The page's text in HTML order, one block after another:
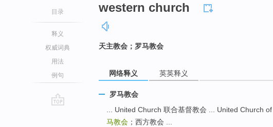
目录
释义
权威词典
用法
例句
western church
天主教会；罗马教会
网络释义 英英释义
罗马教会
... United Church 联合基督教会 ... United Church
马教会 ；西方教会 ...